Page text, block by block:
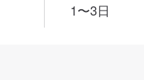
1〜3日